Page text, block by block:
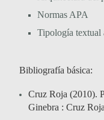
Normas APA
Tipología textual
Bibliografía básica:
Cruz Roja (2010).
Ginebra : Cruz